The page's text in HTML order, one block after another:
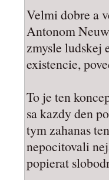
Velmi dobre a
Antonom
zmysle ludskej
existencie,
To je ten
sa kazdy den
tym zahanas
nepocitovali
popierat